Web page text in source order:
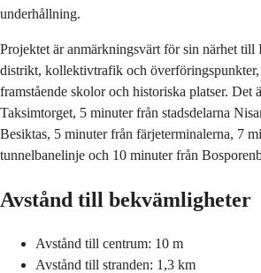
underhållning.
Projektet är anmärkningsvärt för sin närhet till
distrikt, kollektivtrafik och överföringspunkter,
framstående skolor och historiska platser. Det
Taksimtorget, 5 minuter från stadsdelarna
Besiktas, 5 minuter från färjeterminalerna, 7
tunnelbanelinje och 10 minuter från
Avstånd till bekvämligheter
Avstånd till centrum: 10 m
Avstånd till stranden: 1,3 km